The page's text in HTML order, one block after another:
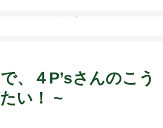
、４P’sさんのこう
い！ ~